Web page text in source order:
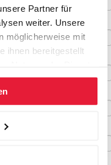
Partner für
weiter. Unsere
möglicherweise mit
ihnen bereitgestellt